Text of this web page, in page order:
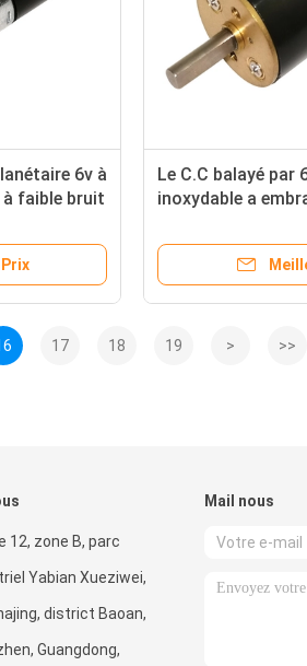
6v à
faible bruit
Le C.C balayé par
inoxydable a
17 18 19 > >>
12, zone B, parc
Yabian Xueziwei,
district Baoan,
Guangdong,
Mail nous